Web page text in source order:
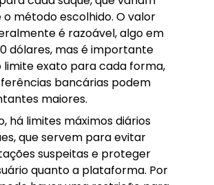
método escolhido. O valor
é razoável, algo em
dólares, mas é importante
limite exato para cada forma,
bancárias podem
maiores.
há limites máximos diários
que servem para evitar
suspeitas e proteger
quanto a plataforma. Por